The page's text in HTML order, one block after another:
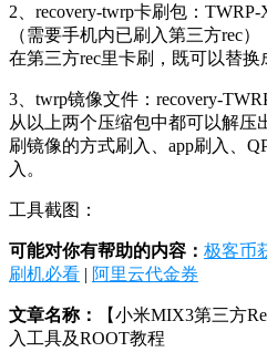
2、recovery-twrp卡刷包：
（需要手机内已刷入第三方rec）
在第三方rec里卡刷，既可以替换
3、twrp镜像文件：recovery-
从以上两个压缩包中都可以解压
刷镜像的方式刷入、app刷入、
入。
工具截图：
可能对你有帮助的内容： 极客币
刷机必看 | 阿里云代金券
文章名称：
【小米MIX3第三方
入工具及ROOT教程